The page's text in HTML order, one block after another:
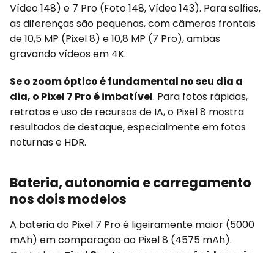
Vídeo 148) e 7 Pro (Foto 148, Vídeo 143). Para selfies,
as diferenças são pequenas, com câmeras frontais
de 10,5 MP (Pixel 8) e 10,8 MP (7 Pro), ambas
gravando vídeos em 4K.
Se o zoom óptico é fundamental no seu dia a
dia, o Pixel 7 Pro é imbatível. Para fotos rápidas,
retratos e uso de recursos de IA, o Pixel 8 mostra
resultados de destaque, especialmente em fotos
noturnas e HDR.
Bateria, autonomia e carregamento
nos dois modelos
A bateria do Pixel 7 Pro é ligeiramente maior (5000
mAh) em comparação ao Pixel 8 (4575 mAh).